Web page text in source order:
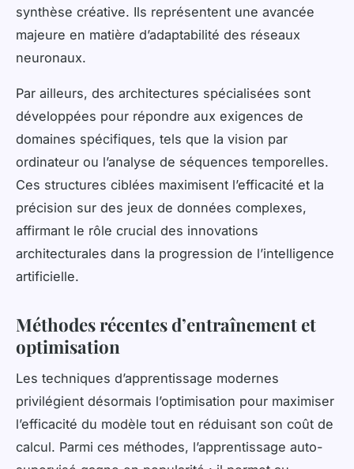
synthèse créative. Ils représentent une avancée
majeure en matière d’adaptabilité des réseaux
neuronaux.
Par ailleurs, des architectures spécialisées sont
développées pour répondre aux exigences de
domaines spécifiques, tels que la vision par
ordinateur ou l’analyse de séquences temporelles.
Ces structures ciblées maximisent l’efficacité et la
précision sur des jeux de données complexes,
affirmant le rôle crucial des innovations
architecturales dans la progression de l’intelligence
artificielle.
Méthodes récentes d’entraînement et
optimisation
Les techniques d’apprentissage modernes
privilégient désormais l’optimisation pour maximiser
l’efficacité du modèle tout en réduisant son coût de
calcul. Parmi ces méthodes, l’apprentissage auto-